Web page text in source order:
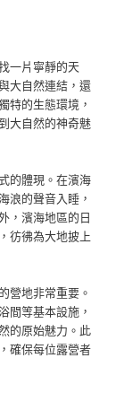
一片寧靜的天
大自然連結，還
特的生態環境，
大自然的神奇魅
的體現。在濱海
浪的聲音入睡，
，濱海地區的日
彷彿為大地披上
營地非常重要。
間等基本設施，
的原始魅力。此
確保每位露營者